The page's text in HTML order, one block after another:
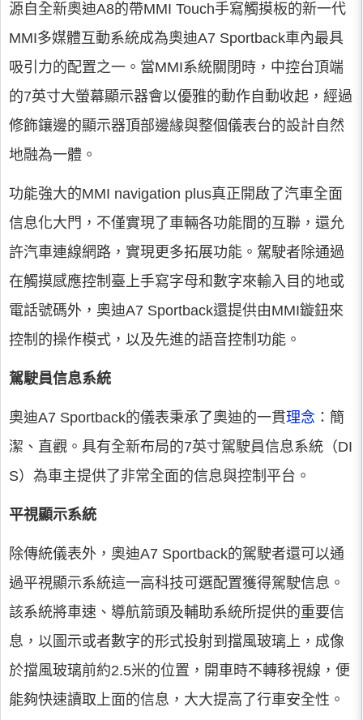
源自全新奧迪A8的帶MMI Touch手寫觸摸板的新一代
MMI多媒體互動系統成為奧迪A7 Sportback車內最具
吸引力的配置之一。當MMI系統關閉時，中控台頂端
的7英寸大螢幕顯示器會以優雅的動作自動收起，經過
修飾鑲邊的顯示器頂部邊緣與整個儀表台的設計自然
地融為一體。
功能強大的MMI navigation plus真正開啟了汽車全面
信息化大門，不僅實現了車輛各功能間的互聯，還允
許汽車連線網路，實現更多拓展功能。駕駛者除通過
在觸摸感應控制臺上手寫字母和數字來輸入目的地或
電話號碼外，奧迪A7 Sportback還提供由MMI鏇鈕來
控制的操作模式，以及先進的語音控制功能。
駕駛員信息系統
奧迪A7 Sportback的儀表秉承了奧迪的一貫理念 ：簡
潔、直觀。具有全新布局的7英寸駕駛員信息系統（DI
S）為車主提供了非常全面的信息與控制平台。
平視顯示系統
除傳統儀表外，奧迪A7 Sportback的駕駛者還可以通
過平視顯示系統這一高科技可選配置獲得駕駛信息。
該系統將車速、導航箭頭及輔助系統所提供的重要信
息，以圖示或者數字的形式投射到擋風玻璃上，成像
於擋風玻璃前約2.5米的位置，開車時不轉移視線，便
能夠快速讀取上面的信息，大大提高了行車安全性。